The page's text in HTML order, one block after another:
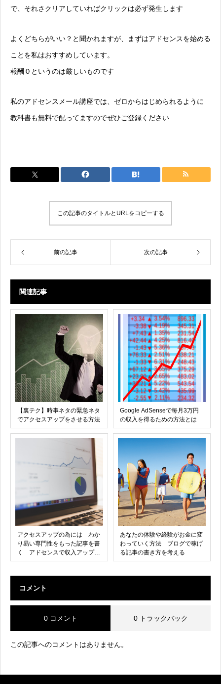
で、それさクリアしていればクリックは必ず発生します
よくどちらがいい？と聞かれますが、まずはアドセンスを始める
ことを私はおすすめしています。
報酬０というのは厳しいものです
私のアドセンスメール講座では、ゼロからはじめられるように
教科書も無料で配ってますのでぜひご登録ください
この記事のタイトルとURLをコピーする
前の記事 次の記事
関連記事
【裏テク】時事ネタの緊急ネタ
でアクセスアップをさせる方法
Google AdSenseで毎月3万円
の収入を得るための方法とは
アクセスアップの為には わか
り易い専門性をもった記事を書
く アドセンスで収入アップの
基本
あなたの体験や経験がお金に変
わっていく方法 ブログで稼げ
る記事の書き方を考える
コメント
0 コメント 0 トラックバック
この記事へのコメントはありません。